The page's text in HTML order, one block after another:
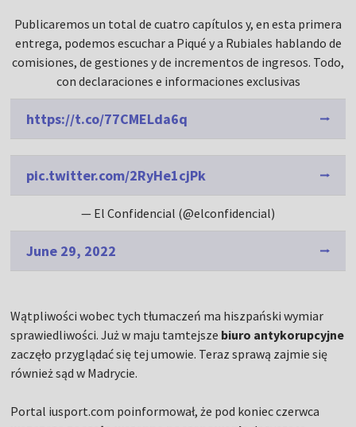
Publicaremos un total de cuatro capítulos y, en esta primera
entrega, podemos escuchar a Piqué y a Rubiales hablando de
comisiones, de gestiones y de incrementos de ingresos. Todo,
con declaraciones e informaciones exclusivas
https://t.co/77CMELda6q
pic.twitter.com/2RyHe1cjPk
— El Confidencial (@elconfidencial)
June 29, 2022
Wątpliwości wobec tych tłumaczeń ma hiszpański wymiar
sprawiedliwości. Już w maju tamtejsze biuro antykorupcyjne
zaczęło przyglądać się tej umowie. Teraz sprawą zajmie się
również sąd w Madrycie.
Portal iusport.com poinformował, że pod koniec czerwca